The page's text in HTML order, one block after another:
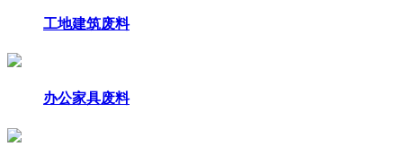
工地建筑废料
办公家具废料